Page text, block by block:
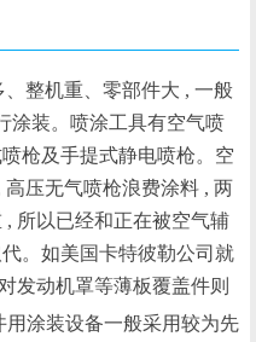
整机重、零部件大 , 一般
涂装。喷涂工具有空气喷
枪及手提式静电喷枪。空
高压无气喷枪浪费涂料 , 两
所以已经和正在被空气辅
。如美国卡特彼勒公司就
发动机罩等薄板覆盖件则
用涂装设备一般采用较为先